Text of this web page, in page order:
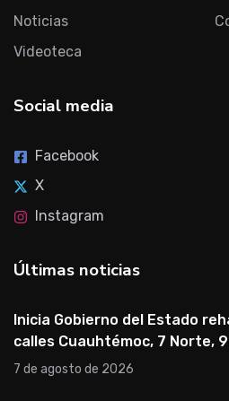
Noticias
Videoteca
Social media
Facebook
X
Instagram
Últimas noticias
Inicia Gobierno del Estado
calles Cuauhtémoc, 7 Norte,
7 de agosto de 2026